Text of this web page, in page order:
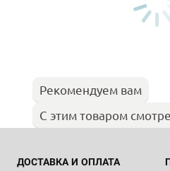
Рекомендуем вам
С этим товаром
ДОСТАВКА И ОПЛАТА